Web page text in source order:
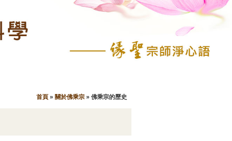
首頁 » 關於佛乘宗 » 佛乘宗的歷史